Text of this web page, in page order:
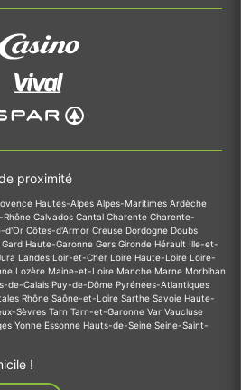
proximité
Hautes-Alpes Alpes-Maritimes Ardèche
Rhône Calvados Cantal Charente Charente-
d'Or Côtes-d'Armor Creuse Dordogne Doubs
Gard Haute-Garonne Gers Gironde Hérault Ille-et-
Landes Loir-et-Cher Loire Haute-Loire Loire-
Lozère Maine-et-Loire Manche Marne Morbihan
de-Calais Puy-de-Dôme Pyrénées-Atlantiques
Rhône Saône-et-Loire Sarthe Savoie Haute-
Sèvres Tarn Tarn-et-Garonne Var Vaucluse
Yonne Essonne Hauts-de-Seine Seine-Saint-
!